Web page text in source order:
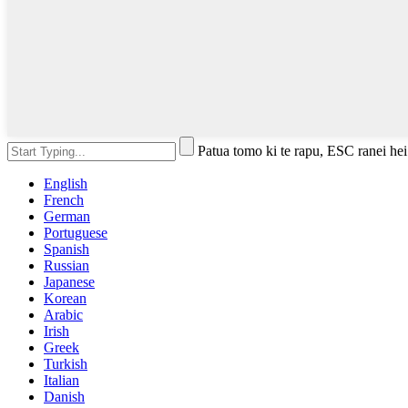
Patua tomo ki te rapu, ESC ranei
English
French
German
Portuguese
Spanish
Russian
Japanese
Korean
Arabic
Irish
Greek
Turkish
Italian
Danish